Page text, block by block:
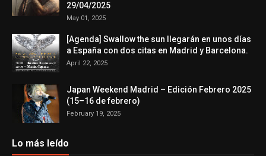
29/04/2025
May 01, 2025
[Agenda] Swallow the sun llegarán en unos días
a España con dos citas en Madrid y Barcelona.
April 22, 2025
Japan Weekend Madrid – Edición Febrero 2025
(15–16 de febrero)
February 19, 2025
Lo más leído